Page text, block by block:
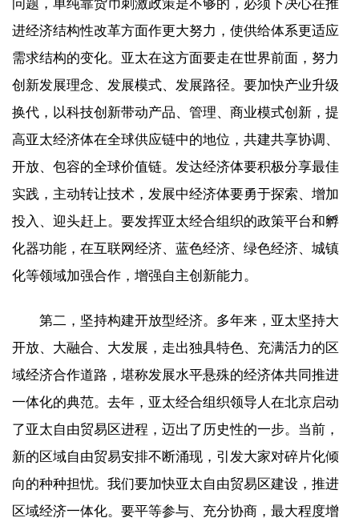
问题，单纯靠货币刺激政策是不够的，必须下决心在推
进经济结构性改革方面作更大努力，使供给体系更适应
需求结构的变化。亚太在这方面要走在世界前面，努力
创新发展理念、发展模式、发展路径。要加快产业升级
换代，以科技创新带动产品、管理、商业模式创新，提
高亚太经济体在全球供应链中的地位，共建共享协调、
开放、包容的全球价值链。发达经济体要积极分享最佳
实践，主动转让技术，发展中经济体要勇于探索、增加
投入、迎头赶上。要发挥亚太经合组织的政策平台和孵
化器功能，在互联网经济、蓝色经济、绿色经济、城镇
化等领域加强合作，增强自主创新能力。
第二，坚持构建开放型经济。多年来，亚太坚持大
开放、大融合、大发展，走出独具特色、充满活力的区
域经济合作道路，堪称发展水平悬殊的经济体共同推进
一体化的典范。去年，亚太经合组织领导人在北京启动
了亚太自由贸易区进程，迈出了历史性的一步。当前，
新的区域自由贸易安排不断涌现，引发大家对碎片化倾
向的种种担忧。我们要加快亚太自由贸易区建设，推进
区域经济一体化。要平等参与、充分协商，最大程度增